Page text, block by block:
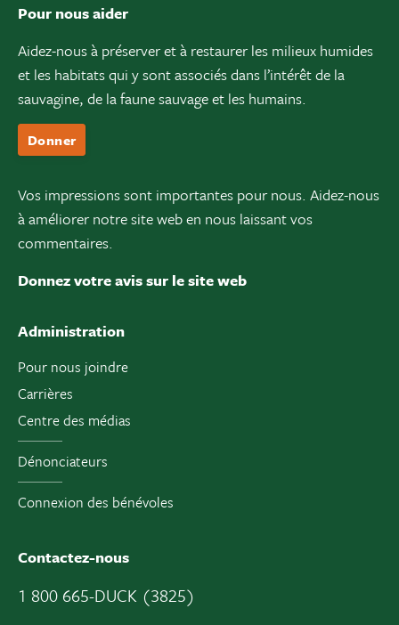
Pour nous aider
Aidez-nous à préserver et à restaurer les milieux humides
et les habitats qui y sont associés dans l’intérêt de la
sauvagine, de la faune sauvage et les humains.
Donner
Vos impressions sont importantes pour nous. Aidez-nous
à améliorer notre site web en nous laissant vos
commentaires.
Donnez votre avis sur le site web
Administration
Pour nous joindre
Carrières
Centre des médias
Dénonciateurs
Connexion des bénévoles
Contactez-nous
1 800 665-DUCK (3825)